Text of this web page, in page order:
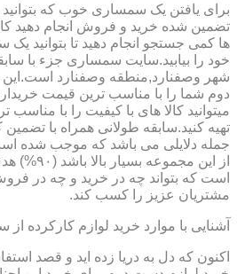
برای یافتن یک سمساری خوب که
تضمین شده خرید و فروش انجام دهید
ها کمی جستجو انجام دهید تا بتوانید
خود را بیابید.سایت سمساری جزء با
شهر وصفنارد,منطقه وصفنارد
دوم شما را با مناسب ترین قیمت
میتوانید کالا های با کیفیت را با
تهیه کنید.سابقه طولانی همراه با تضمین
جمله دلایلی می باشد که موجب شده
از این
است که بتواند چه در خرید و چه در
مشتریان عزیز را کسب کند.
آشنایی با موارد خرید لوازم کارکرده از
اکنون که دل به دریا زده اید و قصد